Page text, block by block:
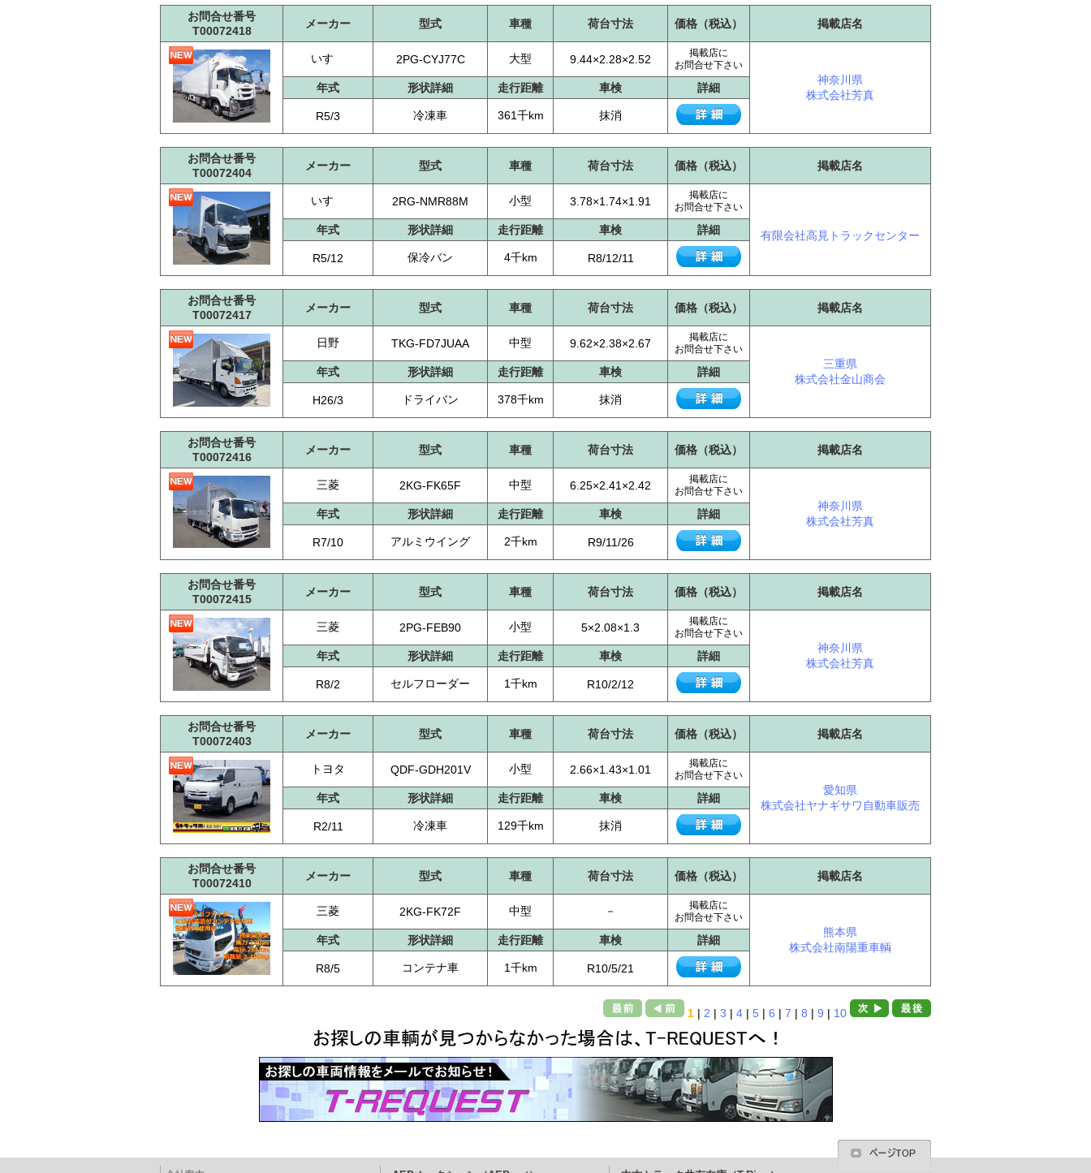
お問合せ番号
T00072418
メーカー 型式 車種 荷台寸法 価格（税込） 掲載店名
いすゞ 2PG-CYJ77C 大型 9.44×2.28×2.52
掲載店に
お問合せ下さい
神奈川県
株式会社芳真
年式 形状詳細 走行距離 車検 詳細
R5/3 冷凍車 361千km 抹消
お問合せ番号
T00072404
メーカー 型式 車種 荷台寸法 価格（税込） 掲載店名
いすゞ 2RG-NMR88M 小型 3.78×1.74×1.91
掲載店に
お問合せ下さい
有限会社高見トラックセンター
年式 形状詳細 走行距離 車検 詳細
R5/12 保冷バン 4千km R8/12/11
お問合せ番号
T00072417
メーカー 型式 車種 荷台寸法 価格（税込） 掲載店名
日野 TKG-FD7JUAA 中型 9.62×2.38×2.67
掲載店に
お問合せ下さい
三重県
株式会社金山商会
年式 形状詳細 走行距離 車検 詳細
H26/3 ドライバン 378千km 抹消
お問合せ番号
T00072416
メーカー 型式 車種 荷台寸法 価格（税込） 掲載店名
三菱 2KG-FK65F 中型 6.25×2.41×2.42
掲載店に
お問合せ下さい
神奈川県
株式会社芳真
年式 形状詳細 走行距離 車検 詳細
R7/10 アルミウイング 2千km R9/11/26
お問合せ番号
T00072415
メーカー 型式 車種 荷台寸法 価格（税込） 掲載店名
三菱 2PG-FEB90 小型 5×2.08×1.3
掲載店に
お問合せ下さい
神奈川県
株式会社芳真
年式 形状詳細 走行距離 車検 詳細
R8/2 セルフローダー 1千km R10/2/12
お問合せ番号
T00072403
メーカー 型式 車種 荷台寸法 価格（税込） 掲載店名
トヨタ QDF-GDH201V 小型 2.66×1.43×1.01
掲載店に
お問合せ下さい
愛知県
株式会社ヤナギサワ自動車販売
年式 形状詳細 走行距離 車検 詳細
R2/11 冷凍車 129千km 抹消
お問合せ番号
T00072410
メーカー 型式 車種 荷台寸法 価格（税込） 掲載店名
三菱 2KG-FK72F 中型 －
掲載店に
お問合せ下さい
熊本県
株式会社南陽重車輌
年式 形状詳細 走行距離 車検 詳細
R8/5 コンテナ車 1千km R10/5/21
1 | 2 | 3 | 4 | 5 | 6 | 7 | 8 | 9 | 10